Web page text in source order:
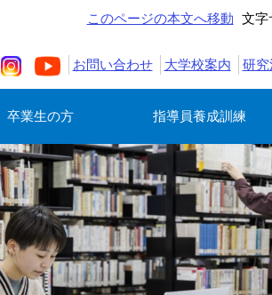
このページの本文へ移動 文字
お問い合わせ 大学校案内 研究
卒業生の方 指導員養成訓練